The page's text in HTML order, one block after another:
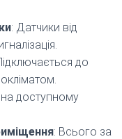
: Датчики від
до
доступному
: Всього за